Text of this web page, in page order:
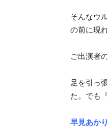
そんなウ
の前に現
ご出演者
足を引っ
た。でも
早見あか